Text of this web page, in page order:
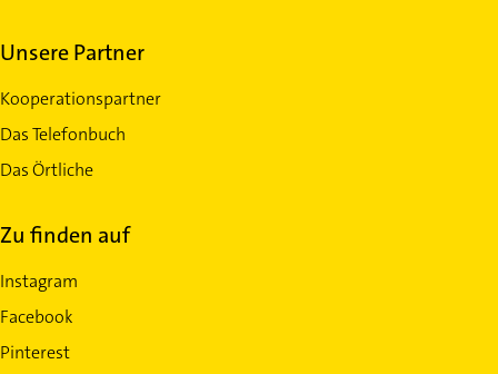
Unsere Partner
Kooperationspartner
Das Telefonbuch
Das Örtliche
Zu finden auf
Instagram
Facebook
Pinterest